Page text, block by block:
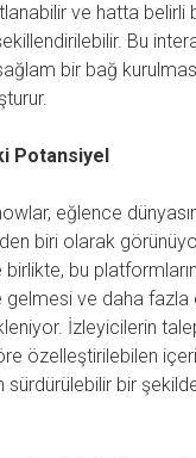
ve hatta belirli
Bu
bir bağ
Potansiyel
eğlence
biri olarak
birlikte, bu
gelmesi ve daha fazla
İzleyicilerin
özelleştirilebilen
sürdürülebilir bir